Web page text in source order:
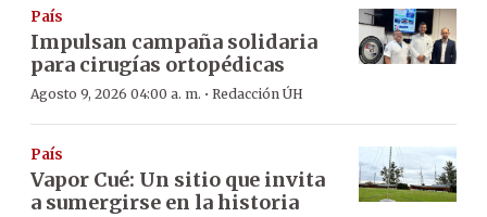
País
Impulsan campaña solidaria
para cirugías ortopédicas
Agosto 9, 2026 04:00 a. m. · Redacción ÚH
País
Vapor Cué: Un sitio que invita
a sumergirse en la historia